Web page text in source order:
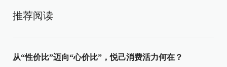
推荐阅读
从“性价比”迈向“心价比”，悦己消费活力何在？